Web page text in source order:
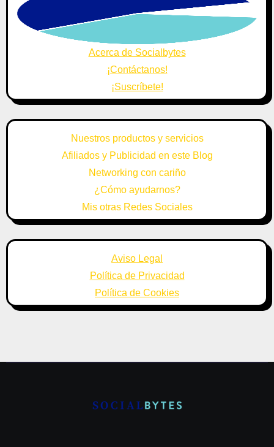
Acerca de Socialbytes
¡Contáctanos!
¡Suscríbete!
Nuestros productos y servicios
Afiliados y Publicidad en este Blog
Networking con cariño
¿Cómo ayudarnos?
Mis otras Redes Sociales
Aviso Legal
Política de Privacidad
Política de Cookies